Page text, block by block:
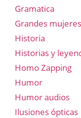
Gramatica
Grandes mujeres
Historia
Historias y
Homo Zapping
Humor
Humor audios
Ilusiones ópticas